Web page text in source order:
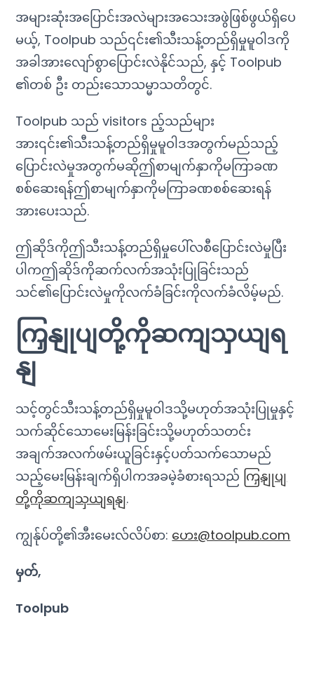
အများဆုံးအပြောင်းအလဲများအသေးအဖွဲဖြစ်ဖွယ်ရှိပေ
မယ့်, Toolpub သည်၎င်း၏သီးသန့်တည်ရှိမှုမူဝါဒကို
အခါအားလျော်စွာပြောင်းလဲနိုင်သည်, နှင့် Toolpub
၏တစ် ဦး တည်းသောသမ္မာသတိတွင်.
Toolpub သည် visitors ည့်သည်များ
အား၎င်း၏သီးသန့်တည်ရှိမှုမူဝါဒအတွက်မည်သည့်
ပြောင်းလဲမှုအတွက်မဆိုဤစာမျက်နှာကိုမကြာခဏ
စစ်ဆေးရန်ဤစာမျက်နှာကိုမကြာခဏစစ်ဆေးရန်
အားပေးသည်.
ဤဆိုဒ်ကိုဤသီးသန့်တည်ရှိမှုပေါ်လစီပြောင်းလဲမှုပြီး
ပါကဤဆိုဒ်ကိုဆက်လက်အသုံးပြုခြင်းသည်
သင်၏ပြောင်းလဲမှုကိုလက်ခံခြင်းကိုလက်ခံလိမ့်မည်.
ကြှနျုပျတို့ကိုဆကျသှယျရ
နျ
သင့်တွင်သီးသန့်တည်ရှိမှုမူဝါဒသို့မဟုတ်အသုံးပြုမှုနှင့်
သက်ဆိုင်သောမေးမြန်းခြင်းသို့မဟုတ်သတင်း
အချက်အလက်ဖမ်းယူခြင်းနှင့်ပတ်သက်သောမည်
သည့်မေးမြန်းချက်ရှိပါကအခမဲ့ခံစားရသည် ကြှနျုပျ
တို့ကိုဆကျသှယျရနျ.
ကျွန်ုပ်တို့၏အီးမေးလ်လိပ်စာ: ဟေး@toolpub.com
မှတ်,
Toolpub